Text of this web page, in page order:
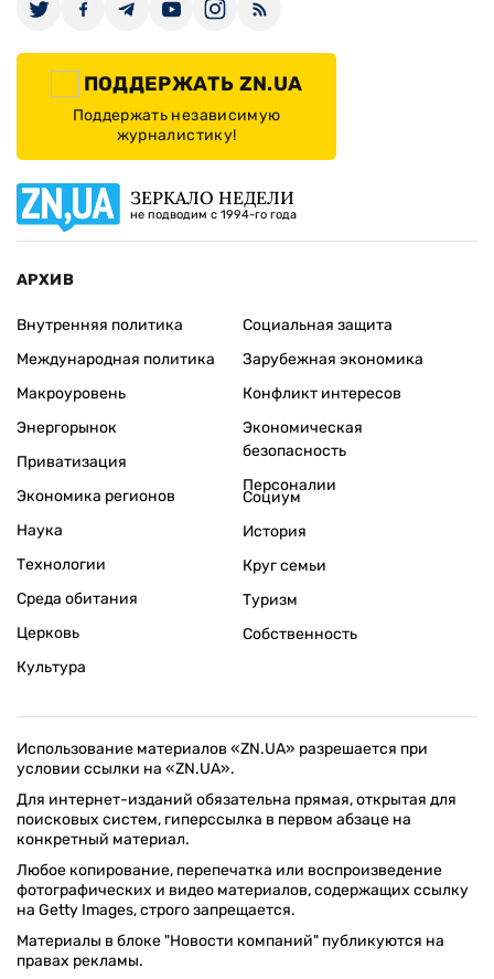
ПОДДЕРЖАТЬ ZN.UA
Поддержать независимую
журналистику!
ЗЕРКАЛО НЕДЕЛИ
не подводим с 1994-го года
АРХИВ
Внутренняя политика
Международная политика
Макроуровень
Энергорынок
Приватизация
Экономика регионов
Социальная защита
Зарубежная экономика
Конфликт интересов
Экономическая
безопасность
Персоналии
Наука
Технологии
Среда обитания
Церковь
Культура
Социум
История
Круг семьи
Туризм
Собственность
Использование материалов «ZN.UA» разрешается при
условии ссылки на «ZN.UA».
Для интернет-изданий обязательна прямая, открытая для
поисковых систем, гиперссылка в первом абзаце на
конкретный материал.
Любое копирование, перепечатка или воспроизведение
фотографических и видео материалов, содержащих ссылку
на Getty Images, строго запрещается.
Материалы в блоке "Новости компаний" публикуются на
правах рекламы.